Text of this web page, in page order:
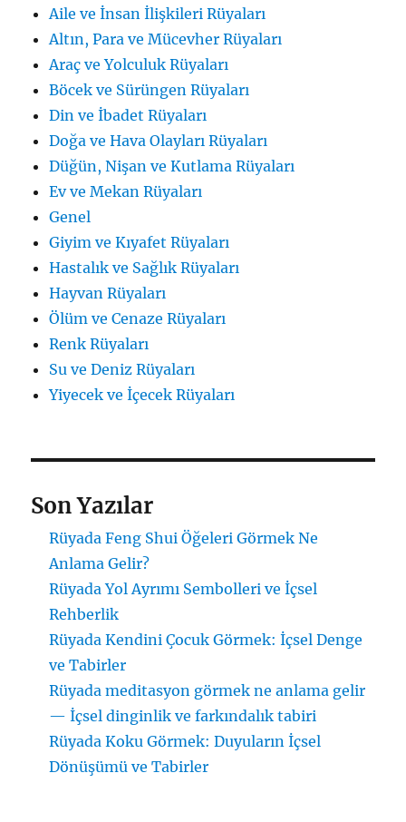
Aile ve İnsan İlişkileri Rüyaları
Altın, Para ve Mücevher Rüyaları
Araç ve Yolculuk Rüyaları
Böcek ve Sürüngen Rüyaları
Din ve İbadet Rüyaları
Doğa ve Hava Olayları Rüyaları
Düğün, Nişan ve Kutlama Rüyaları
Ev ve Mekan Rüyaları
Genel
Giyim ve Kıyafet Rüyaları
Hastalık ve Sağlık Rüyaları
Hayvan Rüyaları
Ölüm ve Cenaze Rüyaları
Renk Rüyaları
Su ve Deniz Rüyaları
Yiyecek ve İçecek Rüyaları
Son Yazılar
Rüyada Feng Shui Öğeleri Görmek Ne
Anlama Gelir?
Rüyada Yol Ayrımı Sembolleri ve İçsel
Rehberlik
Rüyada Kendini Çocuk Görmek: İçsel Denge
ve Tabirler
Rüyada meditasyon görmek ne anlama gelir
— İçsel dinginlik ve farkındalık tabiri
Rüyada Koku Görmek: Duyuların İçsel
Dönüşümü ve Tabirler